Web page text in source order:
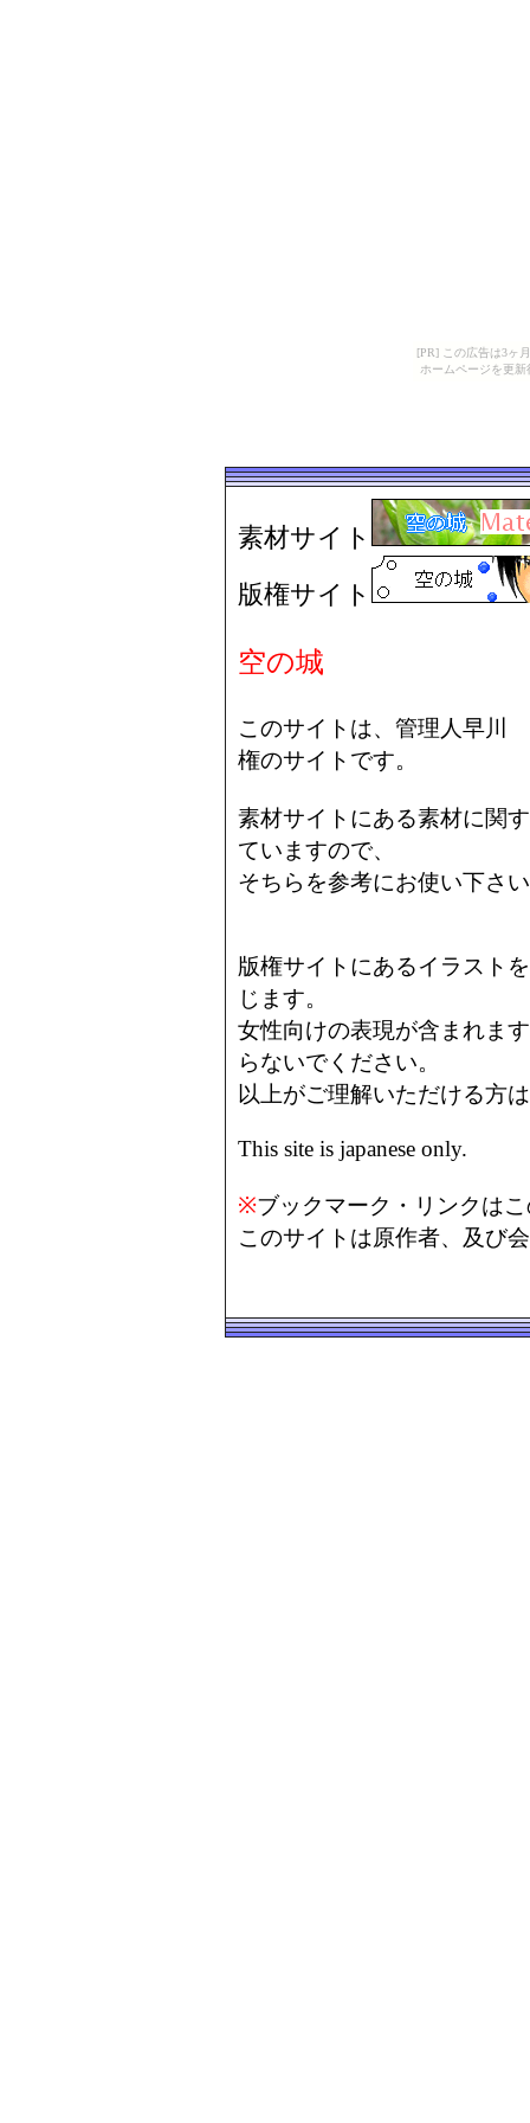
[PR] この広告は3ヶ
ホームページを更
素材サイト
版権サイト
空の城
このサイトは、管理人早川
権のサイトです。
素材サイトにある素材に関
ていますので、
そちらを参考にお使い下さ
版権サイトにあるイラスト
じます。
女性向けの表現が含まれま
らないでください。
以上がご理解いただける方
This site is japanese only.
※ブックマーク・リンクは
このサイトは原作者、及び